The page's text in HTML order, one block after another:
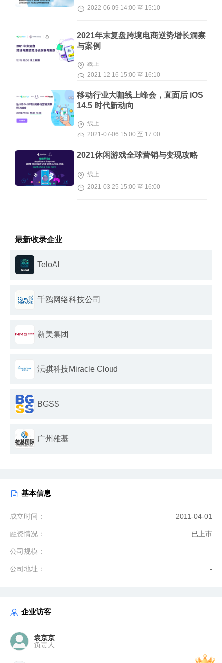
2022-06-09 14:00 至 15:10
2021年末复盘跨境电商逆势增长洞察
与案例
线上
2021-12-16 15:00 至 16:10
移动行业大咖线上峰会，直面后 iOS
14.5 时代新动向
线上
2021-07-06 15:00 至 17:00
2021休闲游戏全球营销与变现攻略
线上
2021-03-25 15:00 至 16:00
最新收录企业
TeloAI
千鸥网络科技公司
新美集团
沄骐科技Miracle Cloud
BGSS
广州雄基
基本信息
成立时间： 2011-04-01
融资情况： 已上市
公司规模：
公司地址： -
企业访客
袁京京
负责人